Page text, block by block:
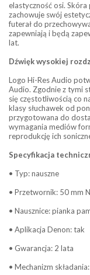
elastyczność osi.
zachowuje swój
futerał do
zapewniają i będą
lat.
Dźwięk wysokiej
Logo Hi-Res Audio
Audio. Zgodnie z tymi
się częstotliwością co
klasy słuchawek od
przygotowana do
wymagania mediów
reprodukcję ich
Specyfikacja
• Typ: nauszne
• Przetwornik: 50 mm
• Nausznice: pianka
• Aplikacja Denon: tak
• Gwarancja: 2 lata
• Mechanizm